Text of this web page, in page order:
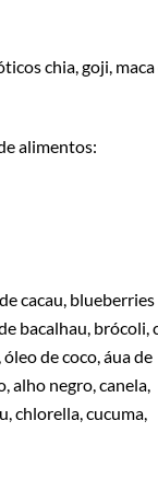
chia, goji, maca
alimentos:
cacau, blueberries
bacalhau, brócoli,
de coco, áua de
alho negro, canela,
chlorella, cucuma,